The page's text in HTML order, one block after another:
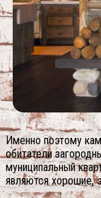
Именно поэтому
обитатели
муниципальный
являются хорошие,